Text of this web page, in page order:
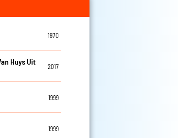
1970
Huys Uit
2017
1999
1999